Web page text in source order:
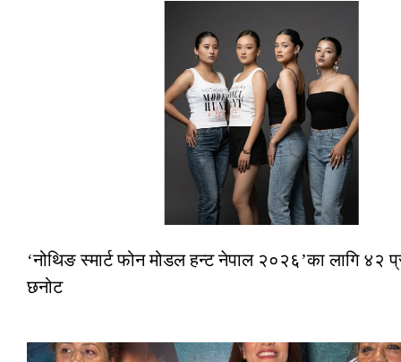
‘नोथिङ स्मार्ट फोन मोडल हन्ट नेपाल २०२६’का लागि ४२
छनोट